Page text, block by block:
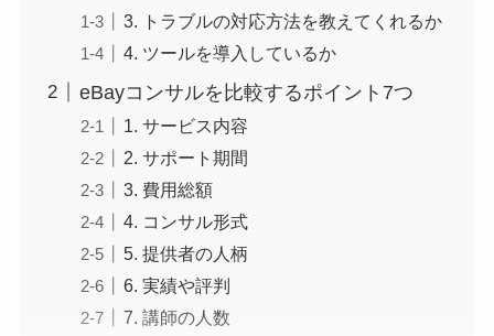
3. トラブルの対応方法を教えてくれるか
4. ツールを導入しているか
eBayコンサルを比較するポイント7つ
1. サービス内容
2. サポート期間
3. 費用総額
4. コンサル形式
5. 提供者の人柄
6. 実績や評判
7. 講師の人数